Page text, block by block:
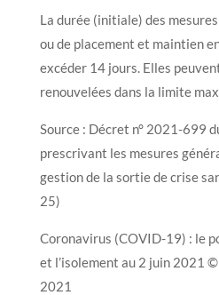
La durée (initiale) des
ou de placement et maintien
excéder 14 jours. Elles
renouvelées dans la limite
Source : Décret n° 2021-699
prescrivant les mesures
gestion de la sortie de crise
25)
Coronavirus (COVID-19) : le
et l’isolement au 2 juin 2021
2021